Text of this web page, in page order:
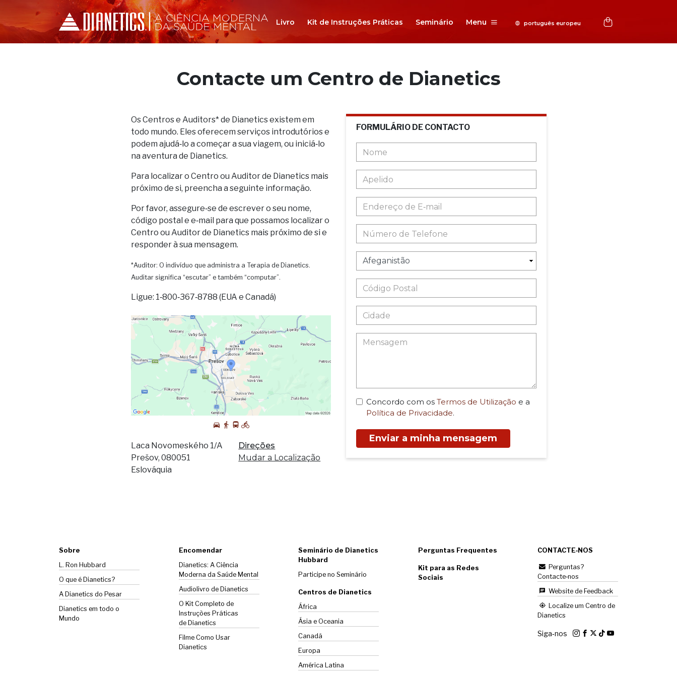
Livro Kit de Instruções Práticas Seminário Menu
Contacte um Centro de Dianetics
Os Centros e Auditors* de Dianetics existem em
todo mundo. Eles oferecem serviços introdutórios e
podem ajudá‑lo a começar a sua viagem, ou iniciá‑lo
na aventura de Dianetics.
Para localizar o Centro ou Auditor de Dianetics mais
próximo de si, preencha a seguinte informação.
Por favor, assegure‑se de escrever o seu nome,
código postal e e‑mail para que possamos localizar o
Centro ou Auditor de Dianetics mais próximo de si e
responder à sua mensagem.
*Auditor: O indivíduo que administra a Terapia de Dianetics.
Auditar significa “escutar” e também “computar”.
Ligue: 1‑800‑367‑8788 (EUA e Canadá)
Laca Novomeského 1/A
Prešov, 080051
Eslováquia
Direções
Mudar a Localização
FORMULÁRIO DE CONTACTO
Concordo com os Termos de Utilização e a
Política de Privacidade.
Enviar a minha mensagem
Sobre
L. Ron Hubbard
O que é Dianetics?
A Dianetics do Pesar
Dianetics em todo o
Mundo
Encomendar
Dianetics: A Ciência
Moderna da Saúde Mental
Audiolivro de Dianetics
O Kit Completo de
Instruções Práticas
de Dianetics
Filme Como Usar
Dianetics
Seminário de Dianetics
Hubbard
Participe no Seminário
Centros de Dianetics
África
Ásia e Oceania
Canadá
Europa
América Latina
Perguntas Frequentes
Kit para as Redes
Sociais
CONTACTE‑NOS
Perguntas?
Contacte‑nos
Website de Feedback
Localize um Centro de
Dianetics
Siga‑nos